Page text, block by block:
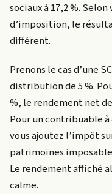
sociaux à 17,2 %.
d’imposition, le
différent.
Prenons le cas d’une
distribution de 5 %.
%, le rendement net
Pour un contribuable à
vous ajoutez l’impôt
patrimoines
Le rendement affiché
calme.